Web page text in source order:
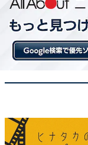
【Amazon.co.jp
ー(無輝点5年保
ピーカー/sRGB